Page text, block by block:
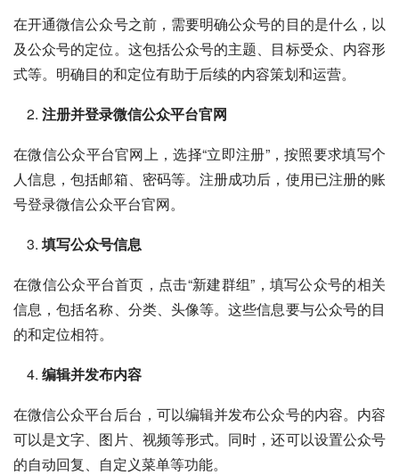
在开通微信公众号之前，需要明确公众号的目的是什么，以
及公众号的定位。这包括公众号的主题、目标受众、内容形
式等。明确目的和定位有助于后续的内容策划和运营。
注册并登录微信公众平台官网
在微信公众平台官网上，选择“立即注册”，按照要求填写个
人信息，包括邮箱、密码等。注册成功后，使用已注册的账
号登录微信公众平台官网。
填写公众号信息
在微信公众平台首页，点击“新建群组”，填写公众号的相关
信息，包括名称、分类、头像等。这些信息要与公众号的目
的和定位相符。
编辑并发布内容
在微信公众平台后台，可以编辑并发布公众号的内容。内容
可以是文字、图片、视频等形式。同时，还可以设置公众号
的自动回复、自定义菜单等功能。